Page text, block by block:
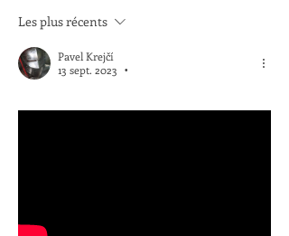
Les plus récents
Pavel Krejčí
13 sept. 2023
•